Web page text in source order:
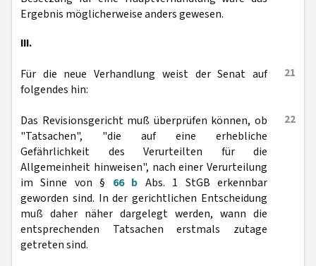
Ergebnis möglicherweise anders gewesen.
III.
21
Für die neue Verhandlung weist der Senat auf
folgendes hin:
22
Das Revisionsgericht muß überprüfen können, ob
"Tatsachen", "die auf eine erhebliche
Gefährlichkeit des Verurteilten für die
Allgemeinheit hinweisen", nach einer Verurteilung
im Sinne von § 66 b Abs. 1 StGB erkennbar
geworden sind. In der gerichtlichen Entscheidung
muß daher näher dargelegt werden, wann die
entsprechenden Tatsachen erstmals zutage
getreten sind.